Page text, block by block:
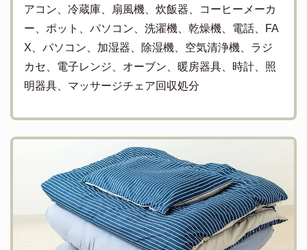
アコン、冷蔵庫、扇風機、炊飯器、コーヒーメーカ
ー、ポット、パソコン、洗濯機、乾燥機、電話、FA
X、パソコン、加湿器、除湿機、空気清浄機、ラジ
カセ、電子レンジ、オーブン、暖房器具、時計、照
明器具、マッサージチェア回収処分